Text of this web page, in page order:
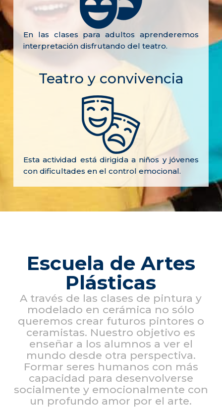
En las clases para adultos aprenderemos
interpretación disfrutando del teatro.
Teatro y convivencia
Esta actividad está dirigida a niños y jóvenes
con dificultades en el control emocional.
Escuela de Artes
Plásticas
A través de las clases de pintura y
modelado en cerámica no sólo
queremos crear futuros pintores o
ceramistas. Nuestro objetivo es
enseñar a los alumnos a ver el
mundo desde otra perspectiva.
Formar seres humanos con más
capacidad para desenvolverse
socialmente y emocionalmente con
un profundo amor por el arte.